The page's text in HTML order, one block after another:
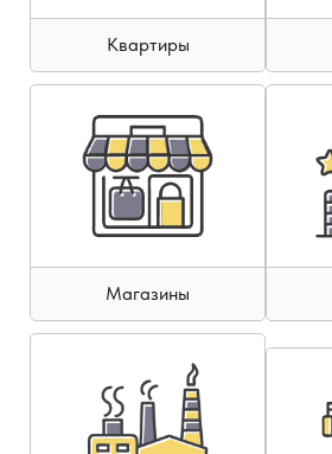
Квартиры
Магазины